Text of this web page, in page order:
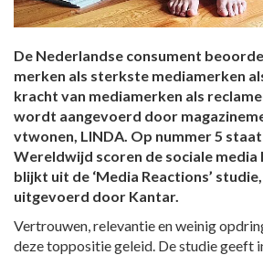
De Nederlandse consument
merken als sterkste mediamerken
kracht van mediamerken als
wordt aangevoerd door
vtwonen, LINDA. Op nummer 5
Wereldwijd scoren de sociale media
blijkt uit de ‘Media Reactions’
uitgevoerd door Kantar.
Vertrouwen, relevantie en weinig
deze toppositie geleid. De studie geeft